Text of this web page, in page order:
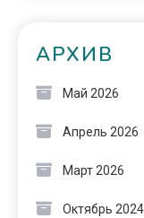
АРХИВ
Май 2026
Апрель 2026
Март 2026
Октябрь 2024